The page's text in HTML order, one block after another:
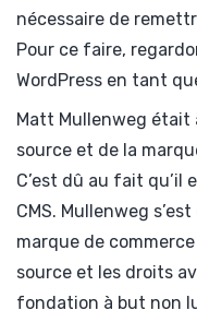
nécessaire de
Pour ce faire,
WordPress en tant
Matt Mullenweg était
source et de la
C’est dû au fait qu’il
CMS. Mullenweg
marque de
source et les droits
fondation à but non